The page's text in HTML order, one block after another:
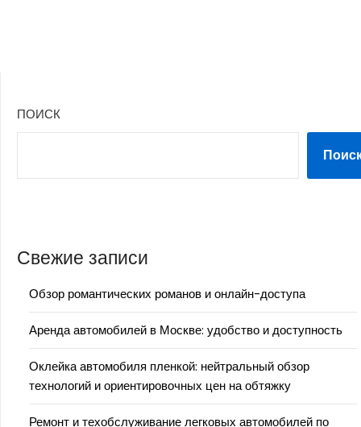
ПОИСК
Свежие записи
Обзор романтических романов и онлайн-доступа
Аренда автомобилей в Москве: удобство и доступность
Оклейка автомобиля пленкой: нейтральный обзор
технологий и ориентировочных цен на обтяжку
Ремонт и техобслуживание легковых автомобилей по